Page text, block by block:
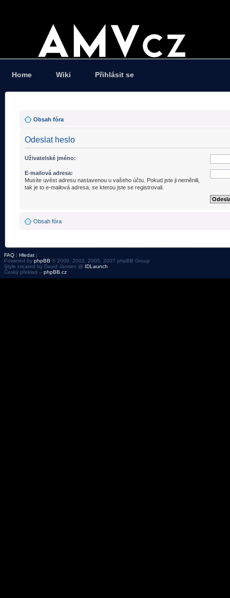
Home Wiki Přihlásit se
Obsah fóra
Odeslat heslo
Uživatelské jméno:
E-mailová adresa:
Musíte uvést adresu nastavenou u vašeho účtu. Pokud jste ji neměnili,
tak je to e-mailová adresa, se kterou jste se registrovali.
Obsah fóra
FAQ | Hledat |
Powered by phpBB © 2000, 2002, 2005, 2007 phpBB Group
Style created by David Jansen @ IDLaunch
Český překlad – phpBB.cz